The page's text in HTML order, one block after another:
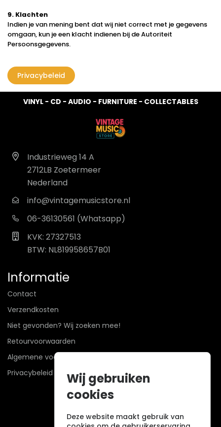
9. Klachten
Indien je van mening bent dat wij niet correct met je gegevens
omgaan, kun je een klacht indienen bij de Autoriteit
Persoonsgegevens.
Privacybeleid
VINYL - CD - AUDIO - FURNITURE - COLLECTABLES
Industrieweg 14 A
2712LB Zoetermeer
Nederland
info@vintagemusicstore.nl
06-36130561 (Whatsapp)
KVK: 27327513
BTW: NL819958657B01
Informatie
Contact
Verzendkosten
Niet gevonden? Wij zoeken mee!
Retourvoorwaarden
Algemene voorwaarden
Privacybeleid
Wij gebruiken
cookies
Deze website maakt gebruik van